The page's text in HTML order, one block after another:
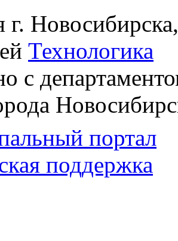
Технологика
с
портал
поддержка